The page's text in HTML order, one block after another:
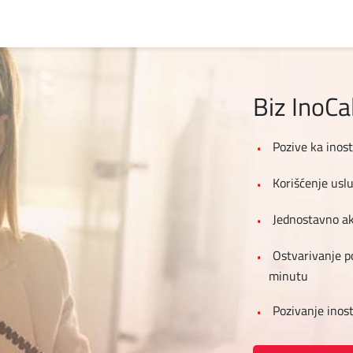
Biz
Pozive ka
Korišćenje
Jednostavno
Ostvarivanje
minutu
Pozivanje